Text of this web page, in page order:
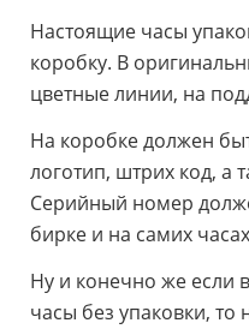
Настоящие часы
коробку. В
цветные линии, на
На коробке должен
логотип, штрих код, а
Серийный номер
бирке и на самих
Ну и конечно же если
часы без упаковки, то